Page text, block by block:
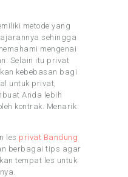
metode yang
sehingga
mengenai
Selain itu privat
kebebasan bagi
untuk privat,
Anda lebih
kontrak. Menarik
les privat Bandung
berbagai tips agar
tempat les untuk